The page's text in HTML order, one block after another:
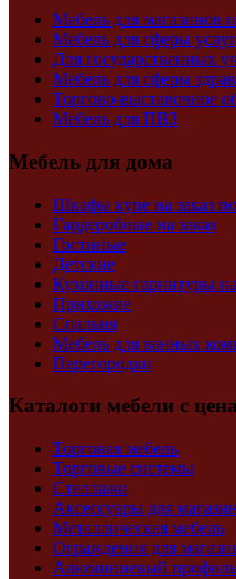
Мебель для магазинов
Мебель для сферы услуг
Для государственных
Мебель для сферы
Торгово-выставочное
Мебель для ПВЗ
Мебель для дома
Шкафы купе на заказ
Гардеробные на заказ
Гостиные
Детские
Кухонные гарнитуры на
Прихожие
Спальня
Мебель для ванных
Перегородки
Каталоги мебели с
Торговая мебель
Торговые системы
Стеллажи
Аксессуары для
Металлическая мебель
Ограждения для
Алюминиевый профиль